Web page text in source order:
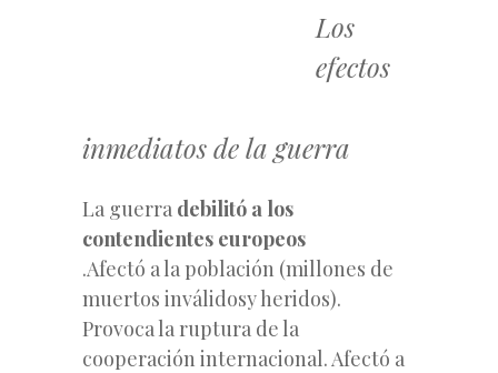
Los
efectos
inmediatos de la guerra
La guerra debilitó a los
contendientes europeos
.Afectó a la población (millones de
muertos inválidosy heridos).
Provoca la ruptura de la
cooperación internacional. Afectó a